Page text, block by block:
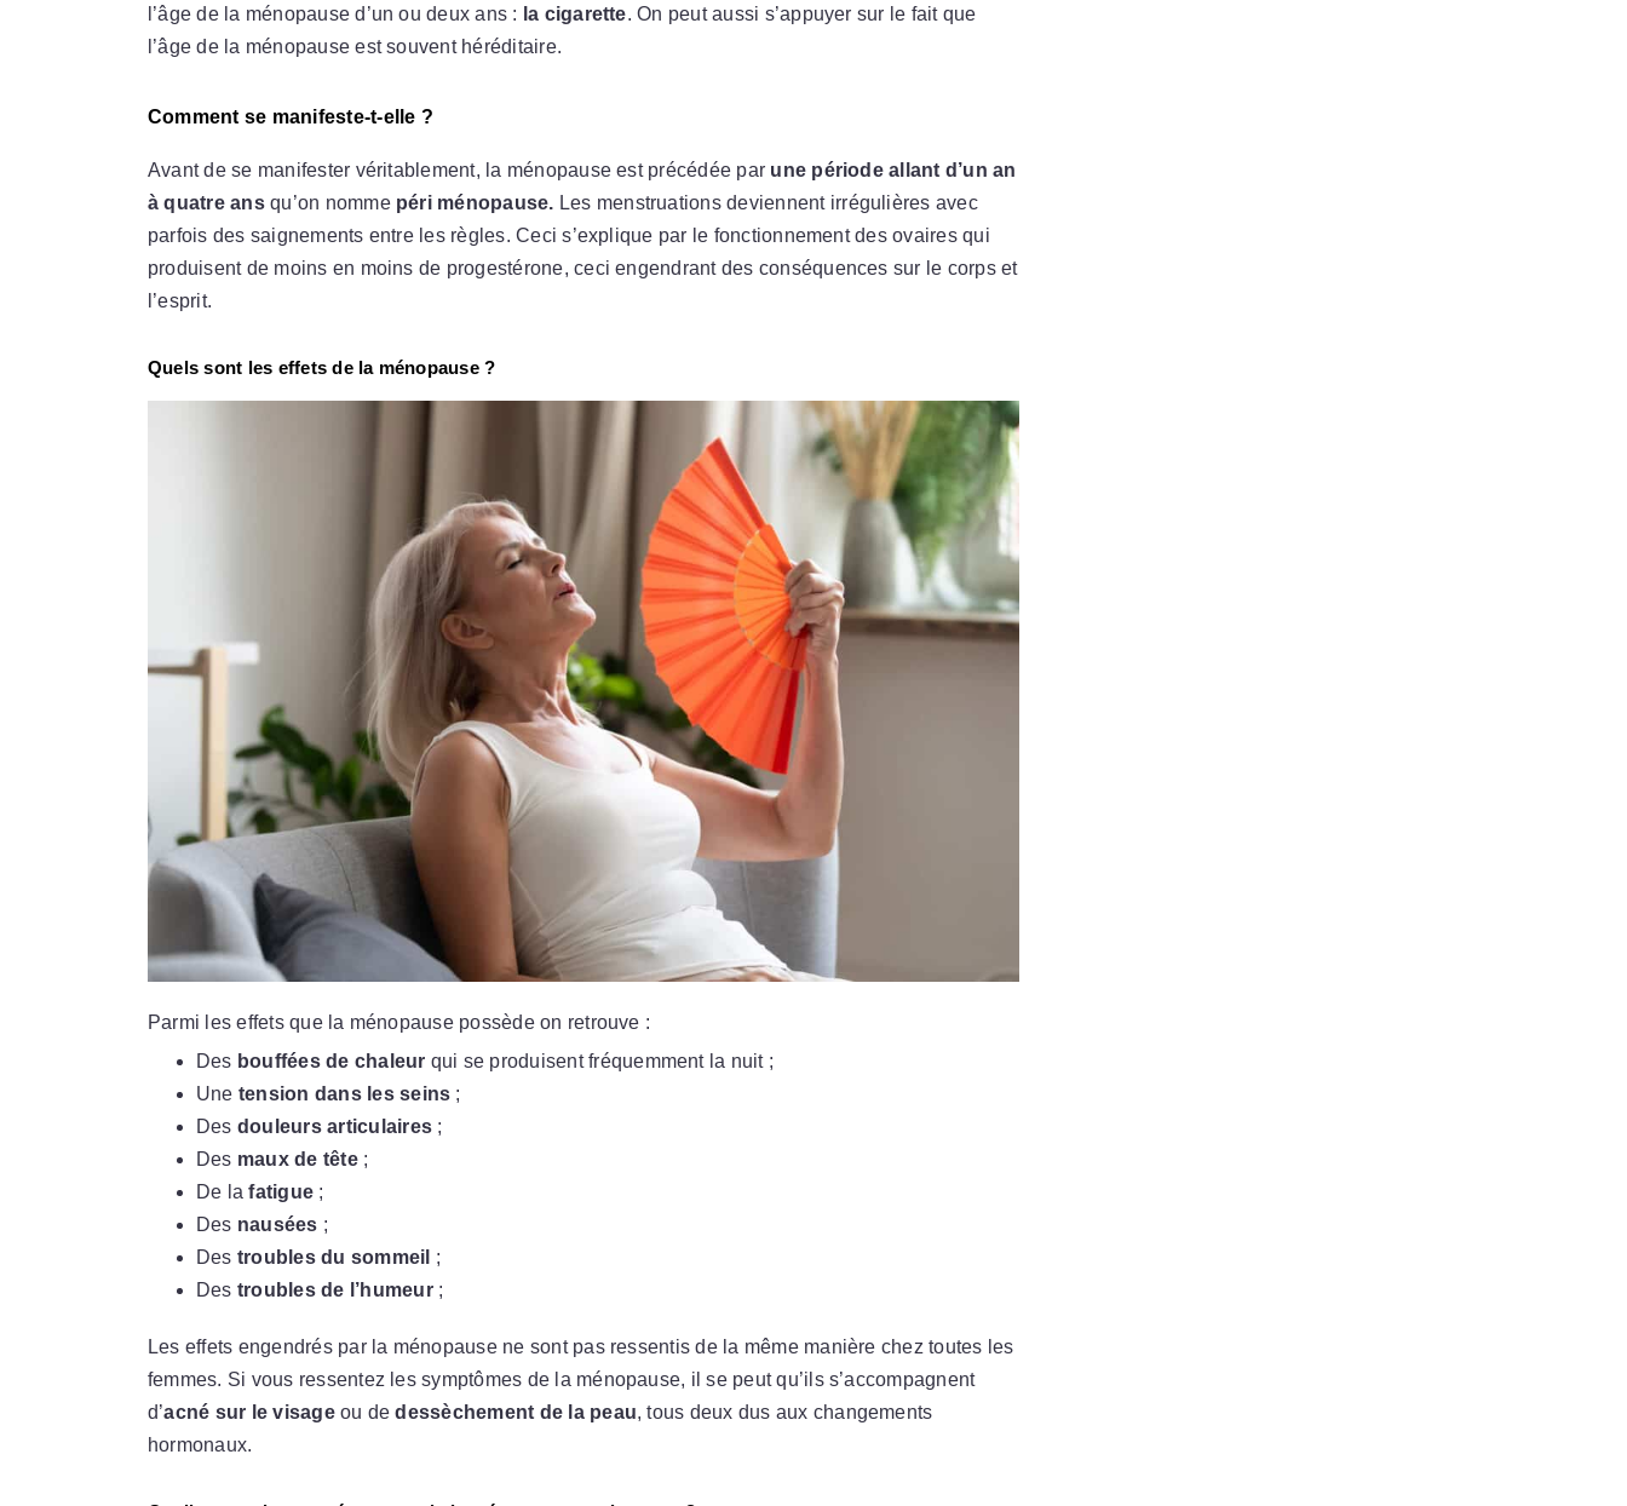
l’âge de la ménopause d’un ou deux ans : la cigarette. On peut aussi s’appuyer sur le fait que
l’âge de la ménopause est souvent héréditaire.
Comment se manifeste-t-elle ?
Avant de se manifester véritablement, la ménopause est précédée par une période allant d’un an
à quatre ansqu’on nomme péri ménopause. Les menstruations deviennent irrégulières avec
parfois des saignements entre les règles. Ceci s’explique par le fonctionnement des ovaires qui
produisent de moins en moins de progestérone, ceci engendrant des conséquences sur le corps et
l’esprit.
Quels sont les effets de la ménopause ?
Parmi les effets que la ménopause possède on retrouve :
Des bouffées de chaleur qui se produisent fréquemment la nuit ;
Une tension dans les seins ;
Des douleurs articulaires ;
Des maux de tête;
De lafatigue ;
Des nausées ;
Des troubles du sommeil ;
Des troubles de l’humeur;
Les effets engendrés par la ménopause ne sont pas ressentis de la même manière chez toutes les
femmes. Si vous ressentez les symptômes de la ménopause, il se peut qu’ils s’accompagnent
d’acné sur le visageou dedessèchement de la peau, tous deux dus aux changements
hormonaux.